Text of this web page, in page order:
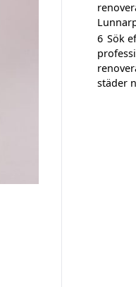
6 Sök
städer